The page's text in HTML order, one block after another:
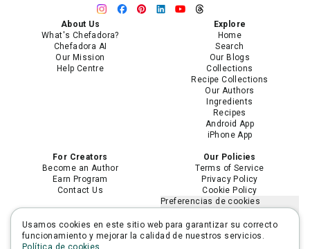
About Us
What's Chefadora?
Chefadora AI
Our Mission
Help Centre
Explore
Home
Search
Our Blogs
Collections
Recipe Collections
Our Authors
Ingredients
Recipes
Android App
iPhone App
For Creators
Become an Author
Earn Program
Contact Us
Our Policies
Terms of Service
Privacy Policy
Cookie Policy
Preferencias de cookies
información personal
Limitar el uso de mi información
Usamos cookies en este sitio web para garantizar su correcto
funcionamiento y mejorar la calidad de nuestros servicios.
Política de cookies